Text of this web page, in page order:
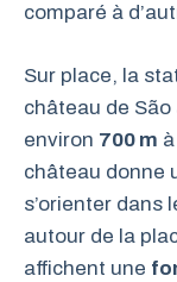
comparé à
Sur place, la
château de
environ 700 m
château donne
s’orienter dans
autour de la
affichent une